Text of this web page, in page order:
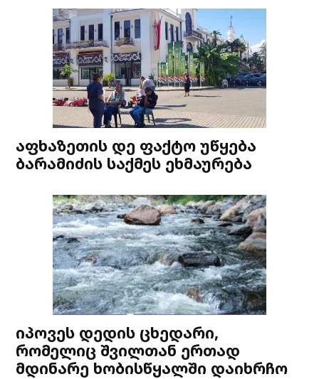
აფხაზეთის დე ფაქტო უწყება
ბარამიძის საქმეს ეხმაურება
იპოვეს დედის ცხედარი,
რომელიც შვილთან ერთად
მდინარე ხობისწყალში დაიხრჩო